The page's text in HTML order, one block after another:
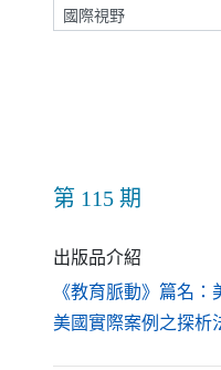
請輸入關鍵字
第 115 期
出版品介紹
《教育脈動》篇名
美國實際案例之探析